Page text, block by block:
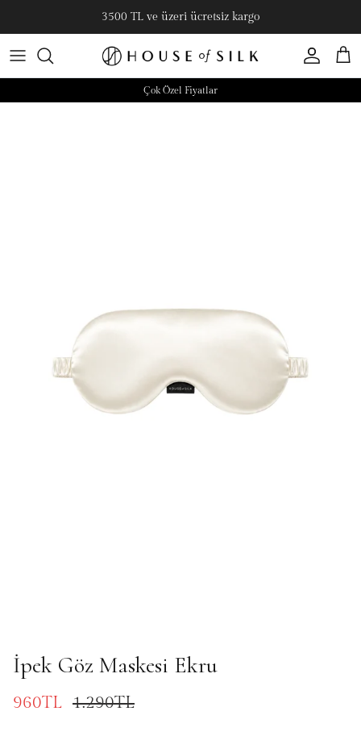
3500 TL ve üzeri ücretsiz kargo
Hesap
Çok Özel Fiyatlar
İpek Göz Maskesi Ekru
960TL 1.290TL